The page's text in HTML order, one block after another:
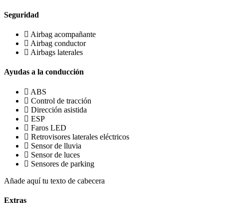
Seguridad
Airbag acompañante
Airbag conductor
Airbags laterales
Ayudas a la conducción
ABS
Control de tracción
Dirección asistida
ESP
Faros LED
Retrovisores laterales eléctricos
Sensor de lluvia
Sensor de luces
Sensores de parking
Añade aquí tu texto de cabecera
Extras